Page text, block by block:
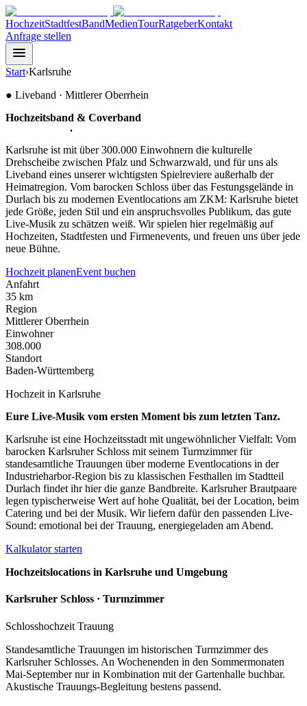
HochzeitStadtfestBandMedienTourRatgeberKontakt
Anfrage stellen
Start›Karlsruhe
● Liveband · Mittlerer Oberrhein
Hochzeitsband & Coverband
.
Karlsruhe ist mit über 300.000 Einwohnern die kulturelle
Drehscheibe zwischen Pfalz und Schwarzwald, und für uns als
Liveband eines unserer wichtigsten Spielreviere außerhalb der
Heimatregion. Vom barocken Schloss über das Festungsgelände in
Durlach bis zu modernen Eventlocations am ZKM: Karlsruhe bietet
jede Größe, jeden Stil und ein anspruchsvolles Publikum, das gute
Live-Musik zu schätzen weiß. Wir spielen hier regelmäßig auf
Hochzeiten, Stadtfesten und Firmenevents, und freuen uns über jede
neue Bühne.
Hochzeit planenEvent buchen
Anfahrt
35 km
Region
Mittlerer Oberrhein
Einwohner
308.000
Standort
Baden-Württemberg
Hochzeit in Karlsruhe
Eure Live-Musik vom ersten Moment bis zum letzten Tanz.
Karlsruhe ist eine Hochzeitsstadt mit ungewöhnlicher Vielfalt: Vom
barocken Karlsruher Schloss mit seinem Turmzimmer für
standesamtliche Trauungen über moderne Eventlocations in der
Industrieharbor-Region bis zu klassischen Festhallen im Stadtteil
Durlach findet ihr hier die ganze Bandbreite. Karlsruher Brautpaare
legen typischerweise Wert auf hohe Qualität, bei der Location, beim
Catering und bei der Musik. Wir liefern dafür den passenden Live-
Sound: emotional bei der Trauung, energiegeladen am Abend.
Kalkulator starten
Hochzeitslocations in Karlsruhe und Umgebung
Karlsruher Schloss · Turmzimmer
Schlosshochzeit Trauung
Standesamtliche Trauungen im historischen Turmzimmer des
Karlsruher Schlosses. An Wochenenden in den Sommermonaten
Mai-September nur in Kombination mit der Gartenhalle buchbar.
Akustische Trauungs-Begleitung bestens passend.